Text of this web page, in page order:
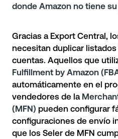
donde Amazon no tiene
Gracias a Export Central,
necesitan duplicar
cuentas. Aquellos que
Fulfillment by Amazon
automáticamente en el
vendedores de la
(MFN) pueden configurar
configuraciones de envío
que los Seler de MFN